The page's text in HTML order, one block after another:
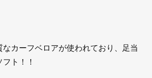
カーフベロアが使われており、足当
ト！！